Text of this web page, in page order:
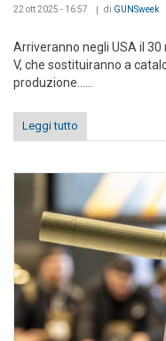
22 ott 2025 - 16:57 di GUNSweek
Arriveranno negli USA il
V, che sostituiranno a
produzione......
Leggi tutto